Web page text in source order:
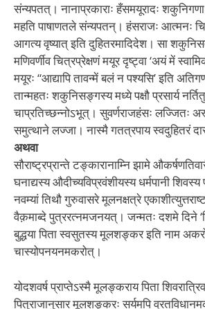
संन्यपतत्। नानाप्रकाराः हँसमयूरादः
महति पाषाणतले संन्यपतन्। हंसराजः आत्मनः
आगत्य वृष्यात् इति दुहितरमादिदेश। सा
मणिवर्णीव चित्रप्रेक्षणं मयूर दृष्ट्वा ‘अयं में
मयूरः “आद्यापि तावन्में बलं न पश्यसि’ इति
तान्महतः शकुनिसङ्गस्य मध्ये पक्षौ प्रसार्य
चाप्रतिच्छन्नोऽभूत्। सुवर्णराजहंसः लज्जितः
समुत्थाने लज्जा। नास्मै गतत्रपाय स्वदुहितरं
अथवा
सौराष्ट्रप्रान्ते टङ्कारानाम्नि झामे
घनाद्यस्यऔदीच्यविप्रवंशीयस्य धर्मपानी शिवस्य
नवम्यां तिथौ गुरुवासरे मूलनक्षत्रे
वैक़माब्दे पुत्ररत्नमजनयत्। जन्मतः दशमे दिने
बुद्धया पिता स्वसुतस्य मूलशङ्कर इति नाम
चास्योपनयनमकरोत्।
योदशवर्ष प्राप्तेऽस्मै मूलङ्कराय पिता
पितुराजानुसार मूलशङ्करः सर्यमपि